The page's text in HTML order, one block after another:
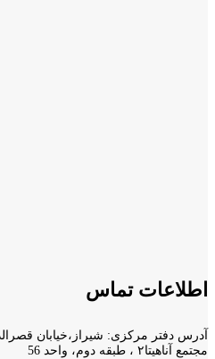
اطلاعات تماس
آدرس دفتر مرکزی: شیراز،خیابان
مجتمع آناهیتا۲ ، طبقه دوم، واحد 56